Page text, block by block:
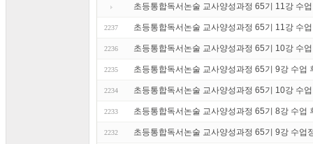
초등통합독서논술 교사양성과정 65기 11강 수
2237 초등통합독서논술 교사양성과정 65기 11강 수
2236 초등통합독서논술 교사양성과정 65기 10강 수
2235 초등통합독서논술 교사양성과정 65기 9강 수업
2234 초등통합독서논술 교사양성과정 65기 10강 수
2233 초등통합독서논술 교사양성과정 65기 8강 수업
2232 초등통합독서논술 교사양성과정 65기 9강 수업